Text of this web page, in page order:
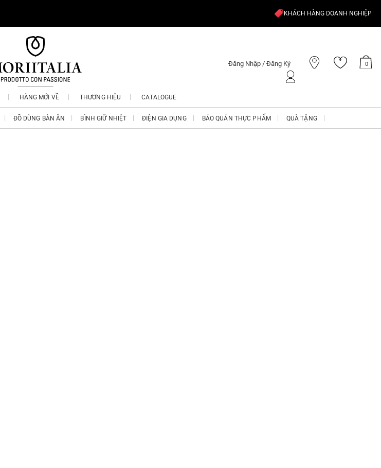
KHÁCH HÀNG DOANH NGHIỆP
Đăng Nhập / Đăng Ký 0
HÀNG MỚI VỀ THƯƠNG HIỆU CATALOGUE
ĐỒ DÙNG BÀN ĂN BÌNH GIỮ NHIỆT ĐIỆN GIA DỤNG BẢO QUẢN THỰC PHẨM QUÀ TẶNG